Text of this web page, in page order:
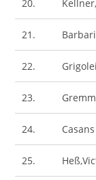
20.
21.
22.
23.
24.
25.